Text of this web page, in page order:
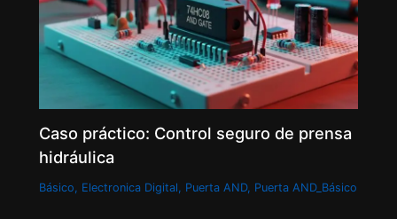
Caso práctico: Control seguro de prensa
hidráulica
Básico, Electronica Digital, Puerta AND, Puerta AND_Básico